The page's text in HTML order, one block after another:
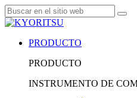
PRODUCTO
PRODUCTO
INSTRUMENTO DE